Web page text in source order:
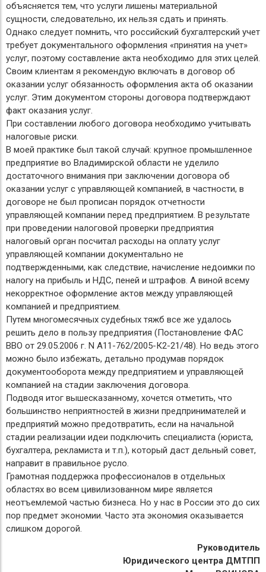
объясняется тем, что услуги лишены материальной
сущности, следовательно, их нельзя сдать и принять.
Однако следует помнить, что российский бухгалтерский учет
требует документального оформления «принятия на учет»
услуг, поэтому составление акта необходимо для этих целей.
Своим клиентам я рекомендую включать в договор об
оказании услуг обязанность оформления акта об оказании
услуг. Этим документом стороны договора подтверждают
факт оказания услуг.
При составлении любого договора необходимо учитывать
налоговые риски.
В моей практике был такой случай: крупное промышленное
предприятие во Владимирской области не уделило
достаточного внимания при заключении договора об
оказании услуг с управляющей компанией, в частности, в
договоре не был прописан порядок отчетности
управляющей компании перед предприятием. В результате
при проведении налоговой проверки предприятия
налоговый орган посчитал расходы на оплату услуг
управляющей компании документально не
подтвержденными, как следствие, начисление недоимки по
налогу на прибыль и НДС, пеней и штрафов. А виной всему
некорректное оформление актов между управляющей
компанией и предприятием.
Путем многомесячных судебных тяжб все же удалось
решить дело в пользу предприятия (Постановление ФАС
ВВО от 29.05.2006 г. N А11-762/2005-К2-21/48). Но ведь этого
можно было избежать, детально продумав порядок
документооборота между предприятием и управляющей
компанией на стадии заключения договора.
Подводя итог вышесказанному, хочется отметить, что
большинство неприятностей в жизни предпринимателей и
предприятий можно предотвратить, если на начальной
стадии реализации идеи подключить специалиста (юриста,
бухгалтера, рекламиста и т.п.), который даст дельный совет,
направит в правильное русло.
Грамотная поддержка профессионалов в отдельных
областях во всем цивилизованном мире является
неотъемлемой частью бизнеса. Но у нас в России это до сих
пор предмет экономии. Часто эта экономия оказывается
слишком дорогой.
Руководитель
Юридического центра ДМТПП